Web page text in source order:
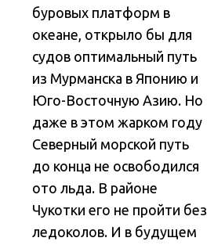
буровых платформ в
океане, открыло бы для
судов оптимальный путь
из Мурманска в Японию и
Юго-Восточную Азию. Но
даже в этом жарком году
Северный морской путь
до конца не освободился
ото льда. В районе
Чукотки его не пройти без
ледоколов. И в будущем